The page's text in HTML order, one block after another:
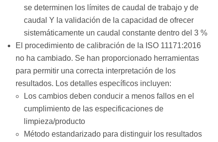
se determinen los límites de caudal de trabajo y de
caudal Y la validación de la capacidad de ofrecer
sistemáticamente un caudal constante dentro del 3 %
El procedimiento de calibración de la ISO 11171:2016
no ha cambiado. Se han proporcionado herramientas
para permitir una correcta interpretación de los
resultados. Los detalles específicos incluyen:
Los cambios deben conducir a menos fallos en el
cumplimiento de las especificaciones de
limpieza/producto
Método estandarizado para distinguir los resultados